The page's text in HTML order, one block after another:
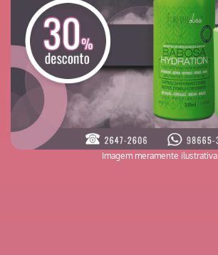
Imagem meramente ilustrativa